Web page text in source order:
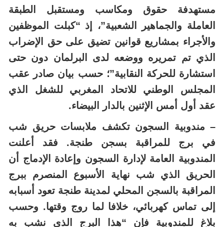
مستهدفة حقوق ومكاسب ومستقبل الطبقة
العاملة والجماهير الشعبية”، إذ “كبلت الموظفين
والأجراء بمشاريع قوانين تضيق على حق الإضراب
الذي تم تمريره ووضعه لدى البرلمان دون حتى
استشارة للحركة النقابية”؛ حسب بيان صادر عقب
المجلس الوطني للاتحاد المغربي للشغل الذي
عقد أول أمس الإثنين بالدار البيضاء.
– مندوبية السجون تكشف ملابسات حريق شب
في برج للمراقبة بسجن طنجة. فقد أعلنت
المندوبية العامة لإدارة السجون وإعادة الإدماج أن
الحريق الذي شب نهاية الأسبوع المنصرم ببرج
المراقبة بالسجن المحلي لمدينة طنجة تعود أسبابه
إلى تماس كهربائي، خلافا لما روج وقتها. وحسب
بلاغ للمندوبية فإن “هذا البرج الذي نشب به